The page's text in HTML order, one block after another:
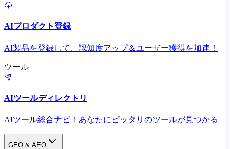
AIプロダクト登録
AI製品を登録して、認知度アップ＆ユーザー獲得を加速！
ツール
AIツールディレクトリ
AIツール総合ナビ！あなたにピッタリのツールが見つかる
GEO & AEO